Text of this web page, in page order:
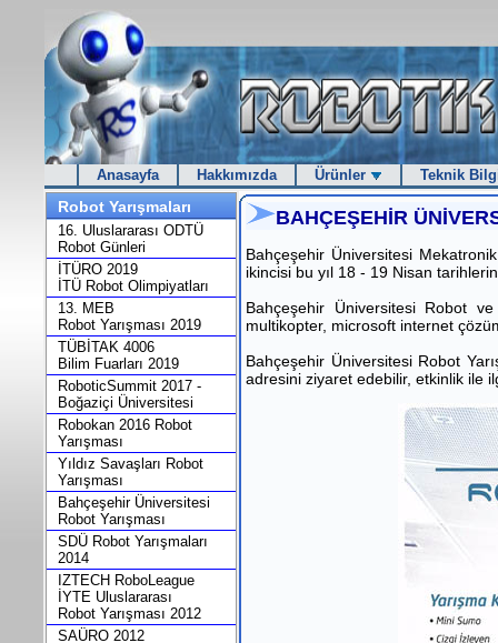
Anasayfa Hakkımızda Ürünler Teknik
Robot Yarışmaları
16. Uluslararası ODTÜ
Robot Günleri
İTÜRO 2019
İTÜ Robot Olimpiyatları
13. MEB
Robot Yarışması 2019
TÜBİTAK 4006
Bilim Fuarları 2019
RoboticSummit 2017 -
Boğaziçi Üniversitesi
Robokan 2016 Robot
Yarışması
Yıldız Savaşları Robot
Yarışması
Bahçeşehir Üniversitesi
Robot Yarışması
SDÜ Robot Yarışmaları
2014
IZTECH RoboLeague
İYTE Uluslararası
Robot Yarışması 2012
SAÜRO 2012
BAHÇEŞEHİR
Bahçeşehir Üniversitesi
ikincisi bu yıl 18 - 19 Nisan
Bahçeşehir Üniversitesi Robot
multikopter, microsoft internet
Bahçeşehir Üniversitesi Robot
adresini ziyaret edebilir, etkinlik ile